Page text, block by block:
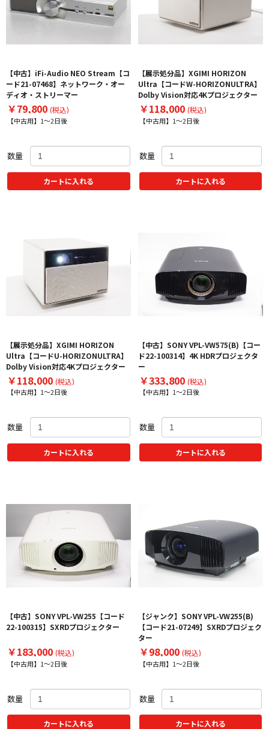
【中古】iFi-Audio NEO Stream【コ
ード21-07468】ネットワーク・オー
ディオ・ストリーマー
￥79,800 (税込)
【中古用】1～2日後
数量
カートに入れる
【展示処分品】XGIMI HORIZON
Ultra【コードW-HORIZONULTRA】
Dolby Vision対応4Kプロジェクター
￥118,000 (税込)
【中古用】1～2日後
数量
カートに入れる
【展示処分品】XGIMI HORIZON
Ultra【コードU-HORIZONULTRA】
Dolby Vision対応4Kプロジェクター
￥118,000 (税込)
【中古用】1～2日後
数量
カートに入れる
【中古】SONY VPL-VW575(B)【コー
ド22-100314】4K HDRプロジェクタ
ー
￥333,800 (税込)
【中古用】1～2日後
数量
カートに入れる
【中古】SONY VPL-VW255【コード
22-100315】SXRDプロジェクター
￥183,000 (税込)
【中古用】1～2日後
数量
カートに入れる
【ジャンク】SONY VPL-VW255(B)
【コード21-07249】SXRDプロジェク
ター
￥98,000 (税込)
【中古用】1～2日後
数量
カートに入れる